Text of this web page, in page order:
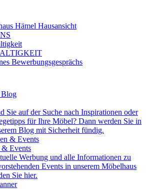
Sie auf der Suche nach Inspirationen oder
für Ihre Möbel? Dann werden Sie in
Blog mit Sicherheit fündig.
Events
Werbung und alle Informationen zu
Events in unserem Möbelhaus
Sie hier.